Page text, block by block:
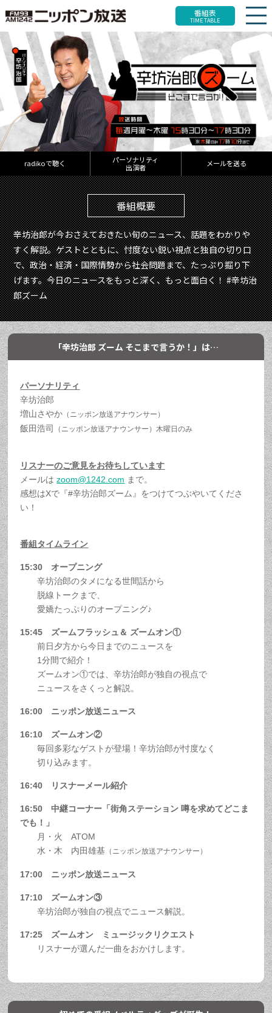
番組表
TIME TABLE
radikoで聴く
パーソナリティ
出演者
メールを送る
番組概要
辛坊治郎が今おさえておきたい旬のニュース、話題をわかりや
すく解説。ゲストとともに、忖度ない鋭い視点と独自の切り口
で、政治・経済・国際情勢から社会問題まで、たっぷり掘り下
げます。今日のニュースをもっと深く、もっと面白く！ #辛坊治
郎ズーム
「辛坊治郎 ズーム そこまで言うか！」は…
パーソナリティ
辛坊治郎
増山さやか （ニッポン放送アナウンサー）
飯田浩司 （ニッポン放送アナウンサー） 木曜日のみ
リスナーのご意見をお待ちしています
メールは zoom@1242.com まで。
感想はXで『#辛坊治郎ズーム』をつけてつぶやいてくださ
い！
番組タイムライン
15:30 オープニング
辛坊治郎のタメになる世間話から
脱線トークまで、
愛嬌たっぷりのオープニング♪
15:45 ズームフラッシュ＆ ズームオン①
前日夕方から今日までのニュースを
1分間で紹介！
ズームオン①では、辛坊治郎が独自の視点で
ニュースをさくっと解説。
16:00 ニッポン放送ニュース
16:10 ズームオン②
毎回多彩なゲストが登場！辛坊治郎が忖度なく
切り込みます。
16:40 リスナーメール紹介
16:50 中継コーナー「街角ステーション 噂を求めてどこま
でも！」
月・火 ATOM
水・木 内田雄基 （ニッポン放送アナウンサー）
17:00 ニッポン放送ニュース
17:10 ズームオン③
辛坊治郎が独自の視点でニュース解説。
17:25 ズームオン ミュージックリクエスト
リスナーが選んだ一曲をおかけします。